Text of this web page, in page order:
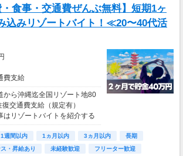
食事・交通費ぜんぶ無料】短期1ヶ
込みリゾートバイト！≪20〜40代活
費支給
のため、以下の補助がありま
料（個室あり）
（上限あり）
から沖縄迄全国リゾート地80
交通費支給（規定有）
リゾートバイトを紹介する
実際に募集がある勤務地と異
ます。
希望条件をお伺いし、全国
1週間以内 1ヵ月以内 3ヵ月以内
長期
・昇給あり 未経験歓迎 フリーター歓迎